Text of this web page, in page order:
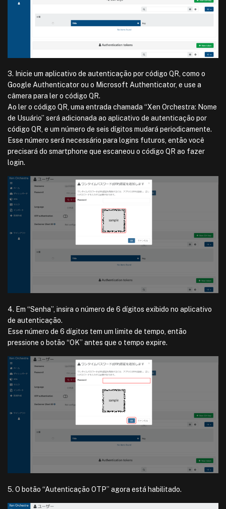
3. Inicie um aplicativo de autenticação por código QR, como o
Google Authenticator ou o Microsoft Authenticator, e use a
câmera para ler o código QR.
Ao ler o código QR, uma entrada chamada “Xen Orchestra: Nome
de Usuário” será adicionada ao aplicativo de autenticação por
código QR, e um número de seis dígitos mudará periodicamente.
Esse número será necessário para logins futuros, então você
precisará do smartphone que escaneou o código QR ao fazer
login.
4. Em “Senha”, insira o número de 6 dígitos exibido no aplicativo
de autenticação.
Esse número de 6 dígitos tem um limite de tempo, então
pressione o botão “OK” antes que o tempo expire.
5. O botão “Autenticação OTP” agora está habilitado.